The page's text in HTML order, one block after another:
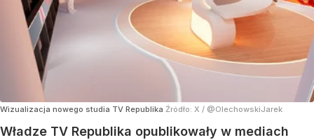
Wizualizacja nowego studia TV Republika Źródło: X / @OlechowskiJarek
Władze TV Republika opublikowały w mediach